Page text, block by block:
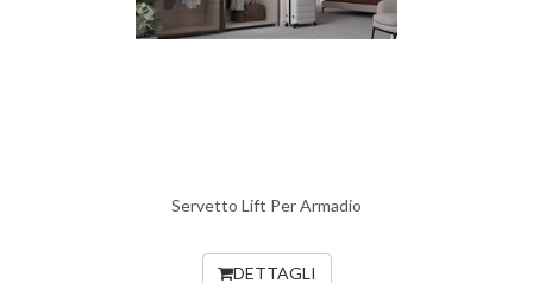
Servetto Lift Per Armadio
DETTAGLI